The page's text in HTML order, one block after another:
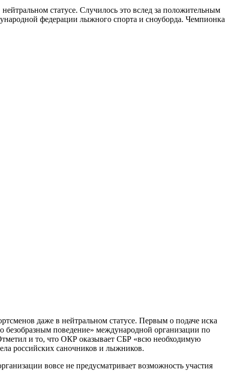
статусе. Случилось это вслед за положительным
федерации лыжного спорта и сноуборда. Чемпионка
даже в нейтральном статусе. Первым о подаче иска
безобразным поведение» международной организации по
и то, что ОКР оказывает СБР «всю необходимую
российских саночников и лыжников.
вовсе не предусматривает возможность участия